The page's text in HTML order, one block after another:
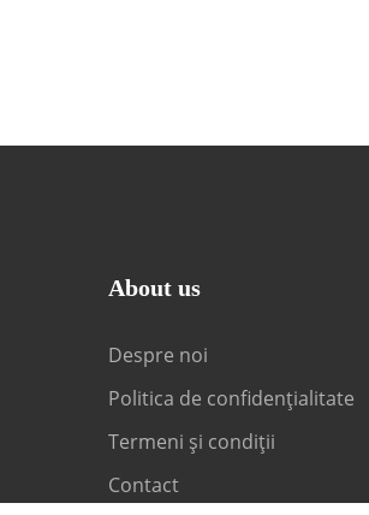
About us
Despre noi
Politica de confidențialitate
Termeni și condiții
Contact